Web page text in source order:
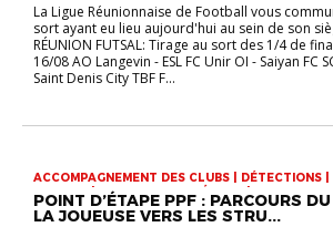
La Ligue Réunionnaise de Football vous
sort ayant eu lieu aujourd'hui au sein de son
RÉUNION FUTSAL: Tirage au sort des 1/4 de
16/08 AO Langevin - ESL FC Unir OI - Saiyan FC
Saint Denis City TBF F...
ACCOMPAGNEMENT DES CLUBS | DÉTECTIONS
ESPOIRS | SPORT-ETUDE FÉMININ | VIE DES
POINT D’ÉTAPE PPF : PARCOURS
LA JOUEUSE VERS LES STRU...